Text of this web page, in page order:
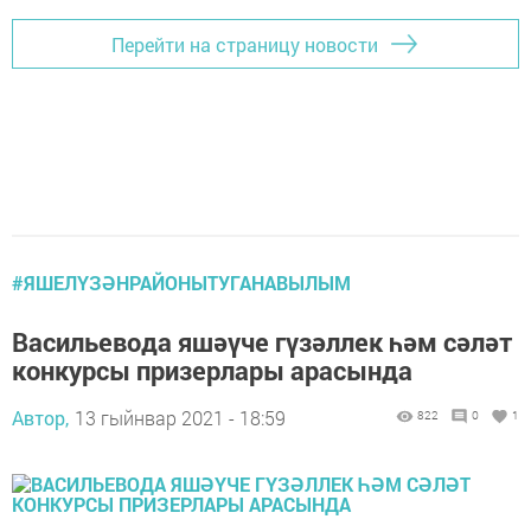
Перейти на страницу новости
#ЯШЕЛҮЗӘНРАЙОНЫТУГАНАВЫЛЫМ
Васильевода яшәүче гүзәллек һәм сәләт
конкурсы призерлары арасында
Автор, 13 гыйнвар 2021 - 18:59 822 0 1